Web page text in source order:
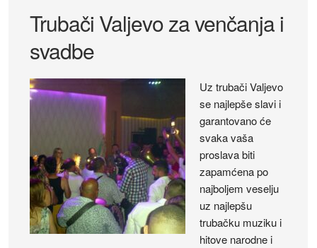
Trubači Valjevo za venčanja i
svadbe
Uz trubači Valjevo
se najlepše slavi i
garantovano će
svaka vaša
proslava biti
zapamćena po
najboljem veselju
uz najlepšu
trubačku muziku i
hitove narodne i